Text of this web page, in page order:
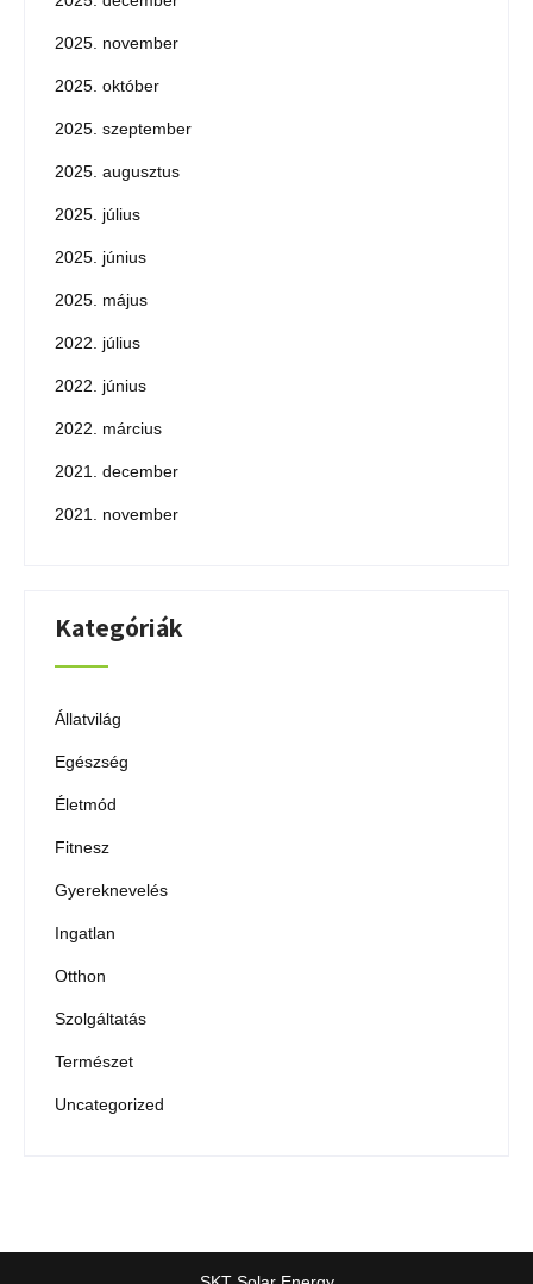
2025. november
2025. október
2025. szeptember
2025. augusztus
2025. július
2025. június
2025. május
2022. július
2022. június
2022. március
2021. december
2021. november
Kategóriák
Állatvilág
Egészség
Életmód
Fitnesz
Gyereknevelés
Ingatlan
Otthon
Szolgáltatás
Természet
Uncategorized